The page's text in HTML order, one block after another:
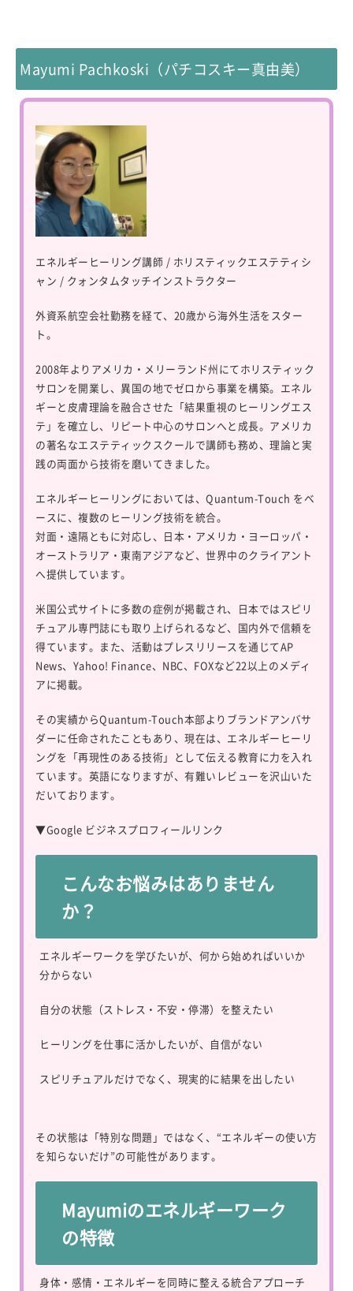
Mayumi Pachkoski（パチコスキー真由美）
エネルギーヒーリング講師 / ホリスティックエステティシ
ャン / クォンタムタッチインストラクター
外資系航空会社勤務を経て、20歳から海外生活をスター
ト。
2008年よりアメリカ・メリーランド州にてホリスティック
サロンを開業し、異国の地でゼロから事業を構築。エネル
ギーと皮膚理論を融合させた「結果重視のヒーリングエス
テ」を確立し、リピート中心のサロンへと成長。アメリカ
の著名なエステティックスクールで講師も務め、理論と実
践の両面から技術を磨いてきました。
エネルギーヒーリングにおいては、 Quantum-Touch をベ
ースに、複数のヒーリング技術を統合。
対面・遠隔ともに対応し、日本・アメリカ・ヨーロッパ・
オーストラリア・東南アジアなど、世界中のクライアント
へ提供しています。
米国公式サイトに多数の症例が掲載され、日本ではスピリ
チュアル専門誌にも取り上げられるなど、国内外で信頼を
得ています。また、活動はプレスリリースを通じてAP
News、Yahoo! Finance、NBC、FOXなど22以上のメディ
アに掲載。
その実績からQuantum-Touch本部よりブランドアンバサ
ダーに任命されたこともあり、現在は、エネルギーヒーリ
ングを「再現性のある技術」として伝える教育に力を入れ
ています。英語になりますが、有難いレビューを沢山いた
だいております。
▼Google ビジネスプロフィールリンク
こんなお悩みはありません
か？
エネルギーワークを学びたいが、何から始めればいいか
分からない
自分の状態（ストレス・不安・停滞）を整えたい
ヒーリングを仕事に活かしたいが、自信がない
スピリチュアルだけでなく、現実的に結果を出したい
その状態は「特別な問題」ではなく、“エネルギーの使い方
を知らないだけ”の可能性があります。
Mayumiのエネルギーワーク
の特徴
身体・感情・エネルギーを同時に整える統合アプローチ